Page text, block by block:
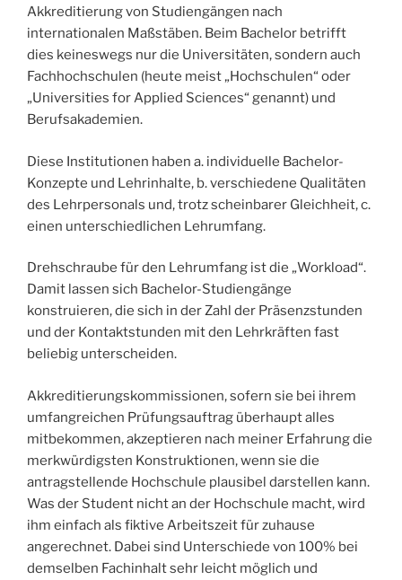
Akkreditierung von Studiengängen nach
internationalen Maßstäben. Beim Bachelor betrifft
dies keineswegs nur die Universitäten, sondern auch
Fachhochschulen (heute meist „Hochschulen“ oder
„Universities for Applied Sciences“ genannt) und
Berufsakademien.
Diese Institutionen haben a. individuelle Bachelor-
Konzepte und Lehrinhalte, b. verschiedene Qualitäten
des Lehrpersonals und, trotz scheinbarer Gleichheit, c.
einen unterschiedlichen Lehrumfang.
Drehschraube für den Lehrumfang ist die „Workload“.
Damit lassen sich Bachelor-Studiengänge
konstruieren, die sich in der Zahl der Präsenzstunden
und der Kontaktstunden mit den Lehrkräften fast
beliebig unterscheiden.
Akkreditierungskommissionen, sofern sie bei ihrem
umfangreichen Prüfungsauftrag überhaupt alles
mitbekommen, akzeptieren nach meiner Erfahrung die
merkwürdigsten Konstruktionen, wenn sie die
antragstellende Hochschule plausibel darstellen kann.
Was der Student nicht an der Hochschule macht, wird
ihm einfach als fiktive Arbeitszeit für zuhause
angerechnet. Dabei sind Unterschiede von 100% bei
demselben Fachinhalt sehr leicht möglich und